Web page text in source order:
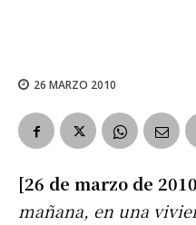
26 MARZO 2010
[26 de marzo de
mañana, en una